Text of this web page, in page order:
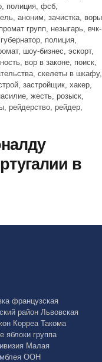
полиция, фсб,
аноним, зачистка, воры
групп, незыгарь, вчк-
полиция,
шоу-бизнес, эскорт,
вор в законе, поиск,
скелеты в шкафу,
застройщик, хакер,
жесть, розыск,
рейдерство, рейдер,
в
французская
район Львовская
Корреа Такома
яблоки группа
Малая
ООН